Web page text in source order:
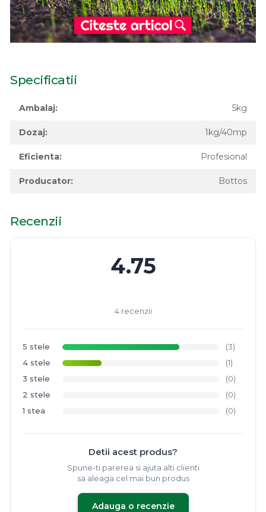
Specificatii
Ambalaj: 5kg
Dozaj: 1kg/40mp
Eficienta: Profesional
Producator: Bottos
Recenzii
4.75
4 recenzii
5 stele
(3)
4 stele
(1)
3 stele
(0)
2 stele
(0)
1 stea
(0)
Detii acest produs?
Spune-ti parerea si ajuta alti clienti
sa aleaga cel mai bun produs
Adauga o recenzie